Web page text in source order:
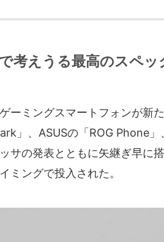
考えうる最高のスペ
ーミングスマートフォンが新
」、ASUSの「ROG Phone
サの発表とともに矢継ぎ早に
ミングで投入された。